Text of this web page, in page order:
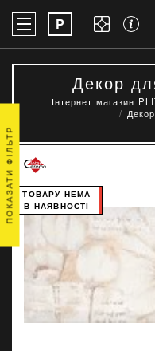
P
Декор
Інтернет магазин
ТОВАРУ НЕМА
В НАЯВНОСТІ
ПОКАЗАТИ ФІЛЬТР